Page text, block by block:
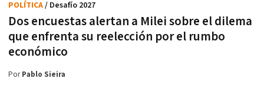
Dos encuestas alertan a Milei sobre el dilema
que enfrenta su reelección por el rumbo
económico
POLÍTICA/ Desafío 2027
PorPablo Sieira